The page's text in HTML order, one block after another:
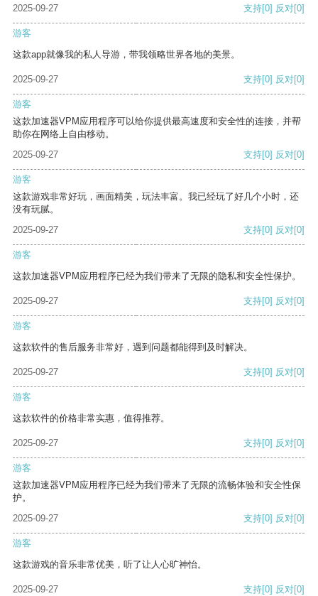
2025-09-27 支持[0] 反对[0]
游客
这款app就像我的私人导游，带我领略世界各地的美景。
2025-09-27 支持[0] 反对[0]
游客
这款加速器VPM应用程序可以给你提供最高速度和安全性的连接，并帮
助你在网络上自由移动。
2025-09-27
支持[0] 反对[0]
游客
这款游戏非常好玩，画面精美，玩法丰富。我已经玩了好几个小时，还
没有玩腻。
2025-09-27
支持[0] 反对[0]
游客
这款加速器VPM应用程序已经为我们带来了无限的隐私和安全性保护。
2025-09-27 支持[0] 反对[0]
游客
这款软件的售后服务非常好，遇到问题都能得到及时解决。
2025-09-27 支持[0] 反对[0]
游客
这款软件的价格非常实惠，值得推荐。
2025-09-27 支持[0] 反对[0]
游客
这款加速器VPM应用程序已经为我们带来了无限的流畅体验和安全性保
护。
2025-09-27
支持[0] 反对[0]
游客
这款游戏的音乐非常优美，听了让人心旷神怡。
2025-09-27 支持[0] 反对[0]